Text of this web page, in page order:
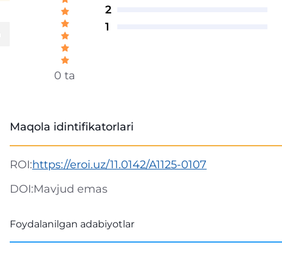
0 ta
2
1
Maqola idintifikatorlari
ROI:https://eroi.uz/11.0142/A1125-0107
DOI:Mavjud emas
Foydalanilgan adabiyotlar